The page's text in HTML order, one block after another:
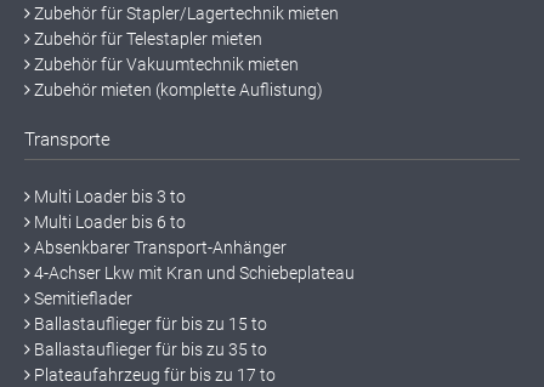
Zubehör für Stapler/Lagertechnik mieten
Zubehör für Telestapler mieten
Zubehör für Vakuumtechnik mieten
Zubehör mieten (komplette Auflistung)
Transporte
Multi Loader bis 3 to
Multi Loader bis 6 to
Absenkbarer Transport-Anhänger
4-Achser Lkw mit Kran und Schiebeplateau
Semitieflader
Ballastauflieger für bis zu 15 to
Ballastauflieger für bis zu 35 to
Plateaufahrzeug für bis zu 17 to